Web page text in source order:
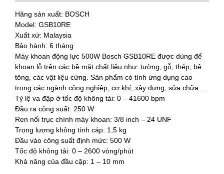
Hãng sản xuất: BOSCH
Model: GSB10RE
Xuất xứ: Malaysia
Bảo hành: 6 tháng
Máy khoan động lực 500W Bosch GSB10RE được dùng để
khoan lỗ trên các bề mặt chất liệu như: tường, gỗ, thép, bê
tông, các vật liệu cứng. Sản phẩm có tính ứng dụng cao
trong các ngành công nghiệp, cơ khí, xây dựng, sửa chữa…
Tỷ lệ va đập ở tốc độ không tải: 0 – 41600 bpm
Đầu ra công suất: 250 W
Ren nối trục chính máy khoan: 3/8 inch – 24 UNF
Trọng lượng không tính cáp: 1,5 kg
Đầu vào công suất định mức: 500 W
Tốc độ không tải: 0 – 2600 vòng/phút
Khả năng của đầu cặp: 1 – 10 mm